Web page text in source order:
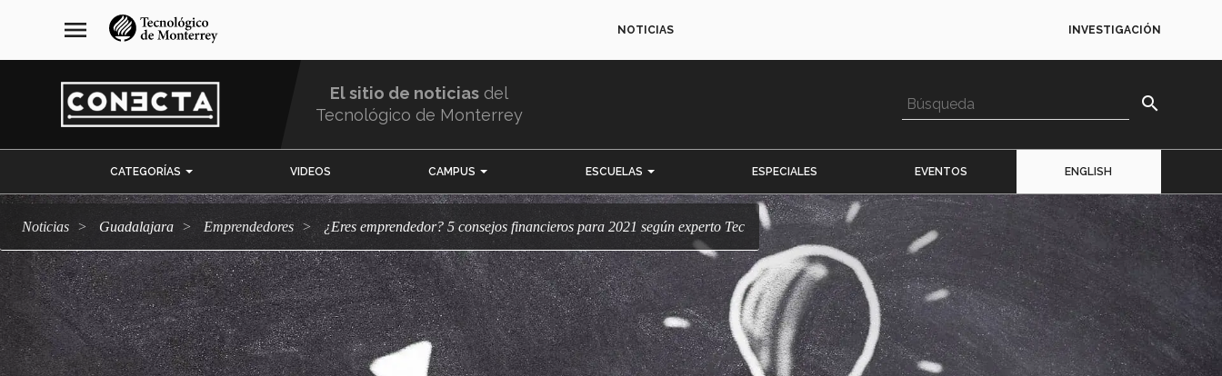
navegación
principal
menu NOTICIAS INVESTIGACIÓN
El sitio de noticias del
Tecnológico de Monterrey
search
CATEGORÍAS VIDEOS CAMPUS ESCUELAS ESPECIALES EVENTOS ENGLISH
Noticias Guadalajara emprendedores ¿Eres emprendedor? 5 consejos financieros para 2021 según experto Tec